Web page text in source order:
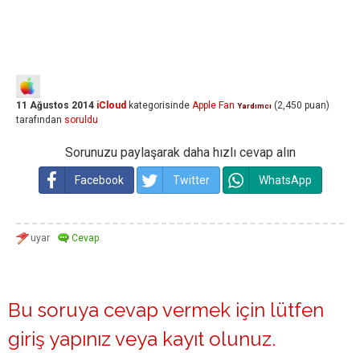
11 Ağustos 2014 iCloud kategorisinde Apple Fan Yardımcı (2,450 puan)
tarafından soruldu
Sorunuzu paylaşarak daha hızlı cevap alın
Facebook Twitter WhatsApp
Bu soruya cevap vermek için lütfen
giriş yapınız veya kayıt olunuz.